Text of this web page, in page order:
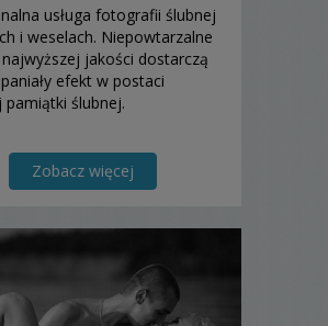
usługa fotografii ślubnej
i weselach. Niepowtarzalne
jakości dostarczą
efekt w postaci
pamiątki ślubnej.
Zobacz więcej